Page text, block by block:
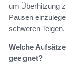
um Überhitzung
Pausen
schweren Teigen.
Welche
geeignet?